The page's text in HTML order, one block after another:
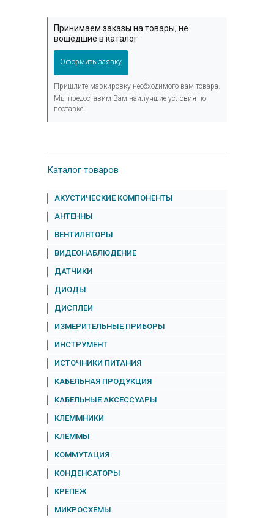
Принимаем заказы на товары, не
вошедшие в каталог
Оформить заявку
Пришлите маркировку необходимого вам товара.
Мы предоставим Вам наилучшие условия по
поставке!
Каталог товаров
АКУСТИЧЕСКИЕ КОМПОНЕНТЫ
АНТЕННЫ
ВЕНТИЛЯТОРЫ
ВИДЕОНАБЛЮДЕНИЕ
ДАТЧИКИ
ДИОДЫ
ДИСПЛЕИ
ИЗМЕРИТЕЛЬНЫЕ ПРИБОРЫ
ИНСТРУМЕНТ
ИСТОЧНИКИ ПИТАНИЯ
КАБЕЛЬНАЯ ПРОДУКЦИЯ
КАБЕЛЬНЫЕ АКСЕССУАРЫ
КЛЕММНИКИ
КЛЕММЫ
КОММУТАЦИЯ
КОНДЕНСАТОРЫ
КРЕПЕЖ
МИКРОСХЕМЫ